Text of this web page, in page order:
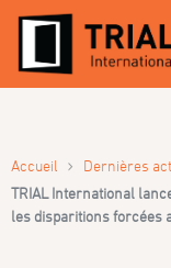
Accueil › Dernières
TRIAL International
les disparitions forcées